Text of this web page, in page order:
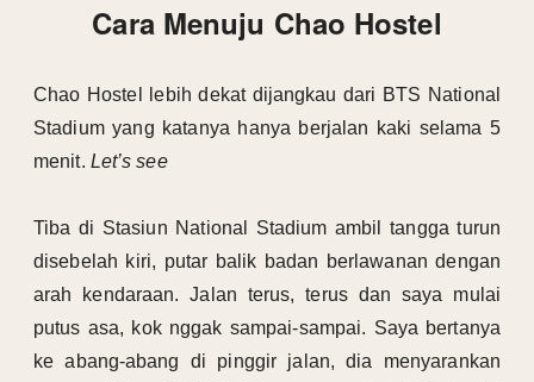
Cara Menuju Chao Hostel
Chao Hostel lebih dekat dijangkau dari BTS National
Stadium yang katanya hanya berjalan kaki selama 5
menit. Let’s see
Tiba di Stasiun National Stadium ambil tangga turun
disebelah kiri, putar balik badan berlawanan dengan
arah kendaraan. Jalan terus, terus dan saya mulai
putus asa, kok nggak sampai-sampai. Saya bertanya
ke abang-abang di pinggir jalan, dia menyarankan